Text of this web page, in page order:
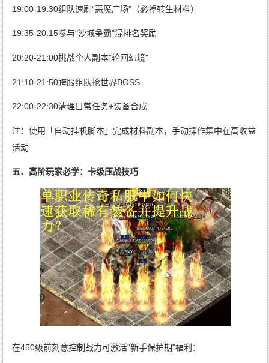
19:00-19:30组队速刷"恶魔广场"（必掉转生材料）
19:35-20:15参与"沙城争霸"混排名奖励
20:20-21:00挑战个人副本"轮回幻境"
21:10-21:50跨服组队抢世界BOSS
22:00-22:30清理日常任务+装备合成
注：使用「自动挂机脚本」完成材料副本，手动操作集中在高收益
活动
五、高阶玩家必学：卡级压战技巧
在450级前刻意控制战力可激活"新手保护期"福利：